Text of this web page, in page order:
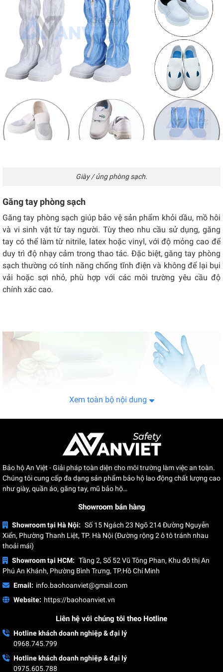
Giày / ủng phòng sạch.
Găng tay phòng sạch
Găng tay phòng sạch giúp bảo vệ sản phẩm khỏi dầu, mồ hôi
và vi sinh vật từ tay người. Tùy theo nhu cầu sử dụng, găng
tay có thể làm từ nitrile, latex hoặc vinyl, với độ mỏng cao để
duy trì độ nhạy cảm trong thao tác. Đặc biệt, găng tay phòng
sạch thường có tính năng chống tĩnh điện và không để lại bụi
vải hoặc sợi nhỏ, phù hợp với các môi trường yêu cầu độ
chính xác cao.
Găng tay phòng sạch.
Lưu ý khi lựa chọn quần áo bảo hộ phòng
sạch
Mỗi ngành nghề và cấp độ môi trường sạch sẽ đặt ra các tiêu
chuẩn kỹ thuật khác nhau, từ khả năng kiểm soát bụi đến yêu
cầu chống tĩnh điện hay kháng khuẩn. Một lựa chọn đúng
không chỉ đảm bảo hiệu quả vận hành mà còn giúp giảm
thiểu rủi ro và chi phí phát sinh trong quá trình thực hiện công
việc.
Một số yếu tố quan trọng cần cân nhắc khi lựa chọn trang
Xem toàn bộ nội dung
Bảo hộ An Việt - Giải pháp toàn diện cho môi trường làm việc an toàn.
Chúng tôi cung cấp đa dạng sản phẩm bảo hộ lao động chất lượng cao
như giày, quần áo, găng tay, mũ bảo hộ…
Showroom bán hàng
Showroom tại Hà Nội: Số 15 Ngách 23 Ngõ 214 Đường Nguyễn
Xiển, Phường Thanh Liệt, TP. Hà Nội (Đường rộng 2 ô tô tránh nhau
thoải mái)
Showroom tại HCM: Tầng 2, Số 52 Vũ Tông Phan, Khu đô thị An
Phú An Khánh, Phường Bình Trưng, TP.Hồ Chí Minh
Email: info.baohoanviet@gmail.com
Website: https://baohoanviet.vn
Liên hệ với chúng tôi theo Hotline
Hotline khách doanh nghiệp & đại lý
0968.745.799
Hotline khách doanh nghiệp & đại lý
0975.605.788